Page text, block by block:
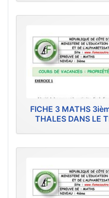
FICHE 3 MATHS
THALES DANS LE